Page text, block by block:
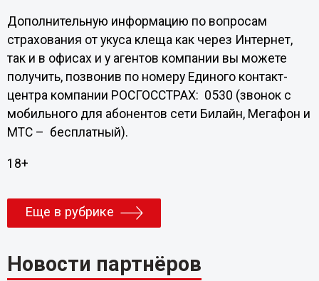
Дополнительную информацию по вопросам
страхования от укуса клеща как через Интернет,
так и в офисах и у агентов компании вы можете
получить, позвонив по номеру Единого контакт-
центра компании РОСГОССТРАХ: 0530 (звонок с
мобильного для абонентов сети Билайн, Мегафон и
МТС – бесплатный).
18+
Еще в рубрике
Новости партнёров